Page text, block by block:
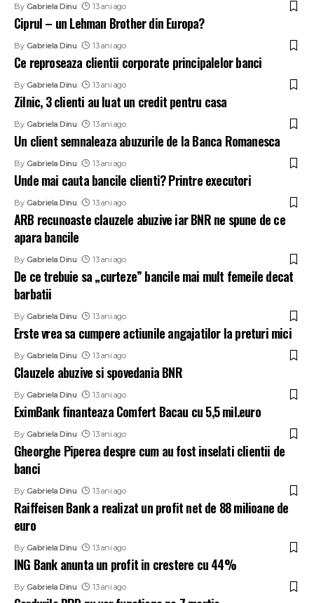
By Gabriela Dinu 13 ani ago
Ciprul – un Lehman Brother din Europa?
By Gabriela Dinu 13 ani ago
Ce reproseaza clientii corporate principalelor banci
By Gabriela Dinu 13 ani ago
Zilnic, 3 clienti au luat un credit pentru casa
By Gabriela Dinu 13 ani ago
Un client semnaleaza abuzurile de la Banca Romanesca
By Gabriela Dinu 13 ani ago
Unde mai cauta bancile clienti? Printre executori
By Gabriela Dinu 13 ani ago
ARB recunoaste clauzele abuzive iar BNR ne spune de ce
apara bancile
By Gabriela Dinu 13 ani ago
De ce trebuie sa „curteze” bancile mai mult femeile decat
barbatii
By Gabriela Dinu 13 ani ago
Erste vrea sa cumpere actiunile angajatilor la preturi mici
By Gabriela Dinu 13 ani ago
Clauzele abuzive si spovedania BNR
By Gabriela Dinu 13 ani ago
EximBank finanteaza Comfert Bacau cu 5,5 mil.euro
By Gabriela Dinu 13 ani ago
Gheorghe Piperea despre cum au fost inselati clientii de
banci
By Gabriela Dinu 13 ani ago
Raiffeisen Bank a realizat un profit net de 88 milioane de
euro
By Gabriela Dinu 13 ani ago
ING Bank anunta un profit in crestere cu 44%
By Gabriela Dinu 13 ani ago